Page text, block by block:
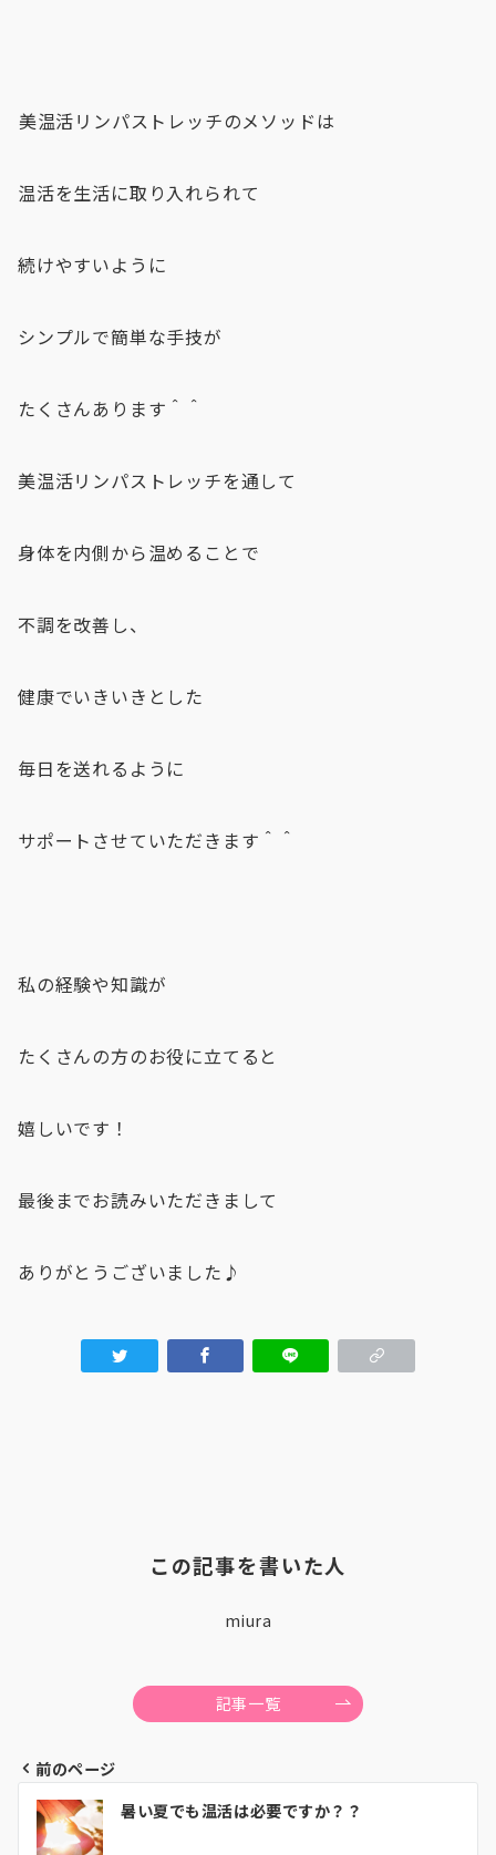
⁡美温活リンパストレッチのメソッドは
温活を生活に取り入れられて
続けやすいように
シンプルで簡単な手技が
たくさんあります＾＾
美温活リンパストレッチを通して
身体を内側から温めることで
不調を改善し、
健康でいきいきとした
毎日を送れるように
サポートさせていただきます＾＾
私の経験や知識が
たくさんの方のお役に立てると
嬉しいです！
最後までお読みいただきまして
ありがとうございました♪
この記事を書いた人
miura
記事一覧
投
稿
前のページ
暑い夏でも温活は必要ですか？？